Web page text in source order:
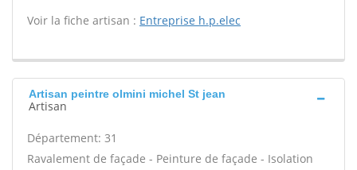
Voir la fiche artisan : Entreprise h.p.elec
Artisan peintre olmini michel St jean
Artisan
Département: 31
Ravalement de façade - Peinture de façade - Isolation